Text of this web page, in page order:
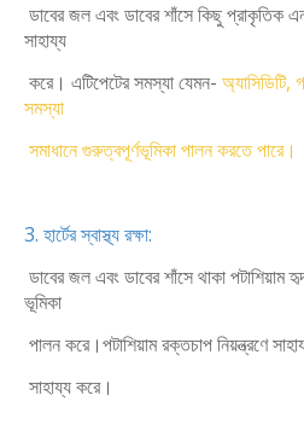
ডাবের জল এবং ডাবের শাঁসে কিছু প্রাকৃতিক
সাহায্য
করে। এটিপেটের সমস্যা যেমন- অ্যাসিডিটি,
সমস্যা
সমাধানে গুরুত্বপূর্ণভূমিকা পালন করতে পারে।
3. হার্টের স্বাস্থ্য রক্ষা:
ডাবের জল এবং ডাবের শাঁসে থাকা পটাশিয়াম
ভূমিকা
পালন করে।পটাশিয়াম রক্তচাপ নিয়ন্ত্রণে
সাহায্য করে।